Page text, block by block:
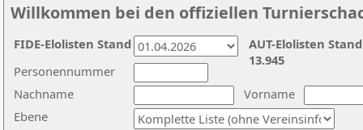
Willkommen bei den offiziellen
Nachname
Vorname
Ebene
Personennummer
AUT-Elolisten
13.945
FIDE-Elolisten Stand